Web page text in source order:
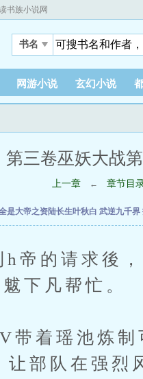
书族小说网
书名
网游小说 玄幻小说
第三卷巫妖大战
上一章 ← 章节目
是大帝之资陆长生叶秋白 武逆九千界
请求後，
下凡帮忙。
瑶池炼制可
让部队在强烈